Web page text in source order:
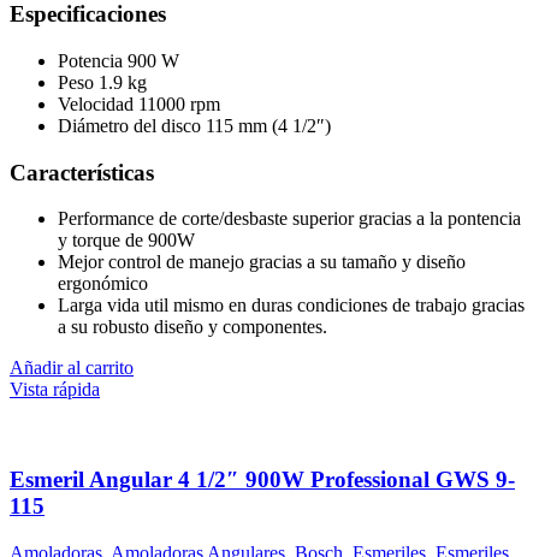
Especificaciones
Potencia 900 W
Peso 1.9 kg
Velocidad 11000 rpm
Diámetro del disco 115 mm (4 1/2″)
Características
Performance de corte/desbaste superior gracias a la pontencia
y torque de 900W
Mejor control de manejo gracias a su tamaño y diseño
ergonómico
Larga vida util mismo en duras condiciones de trabajo gracias
a su robusto diseño y componentes.
Añadir al carrito
Vista rápida
Esmeril Angular 4 1/2″ 900W Professional GWS 9-
115
Amoladoras Amoladoras Angulares Bosch Esmeriles Esmeriles